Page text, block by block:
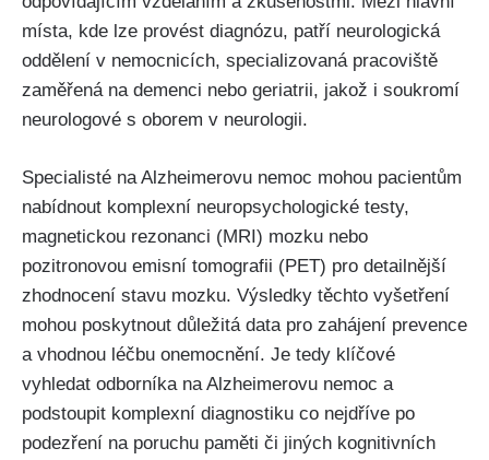
místa, kde lze provést diagnózu, patří neurologická
oddělení v nemocnicích, specializovaná pracoviště
zaměřená na demenci nebo geriatrii, jakož i soukromí
neurologové s oborem v neurologii.
Specialisté na Alzheimerovu nemoc mohou pacientům
nabídnout komplexní neuropsychologické testy,
magnetickou rezonanci (MRI) mozku nebo
pozitronovou emisní tomografii (PET) pro detailnější
zhodnocení stavu mozku. Výsledky těchto vyšetření
mohou poskytnout důležitá data pro zahájení prevence
a vhodnou léčbu onemocnění. Je tedy klíčové
vyhledat odborníka na Alzheimerovu nemoc a
podstoupit komplexní diagnostiku co nejdříve po
podezření na poruchu paměti či jiných kognitivních